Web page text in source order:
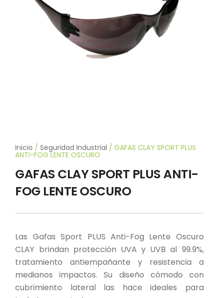
Inicio /Seguridad Industrial / GAFAS CLAY SPORT PLUS
ANTI-FOG LENTE OSCURO
GAFAS CLAY SPORT PLUS ANTI-
FOG LENTE OSCURO
Las Gafas Sport PLUS Anti-Fog Lente Oscuro
CLAY brindan protección UVA y UVB al 99.9%,
tratamiento antiempañante y resistencia a
medianos impactos. Su diseño cómodo con
cubrimiento lateral las hace ideales para